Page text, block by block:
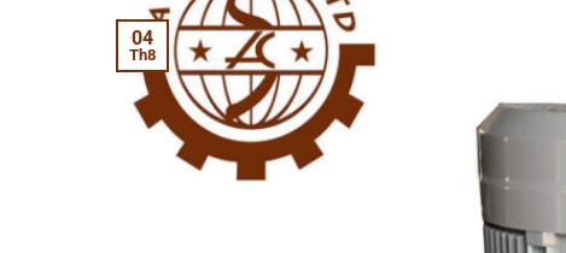
04
Th8